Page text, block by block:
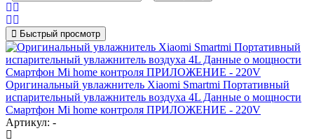
Быстрый просмотр
Оригинальный увлажнитель Xiaomi Smartmi Портативный
испарительный увлажнитель воздуха 4L Данные о мощности
Смартфон Mi home контроля ПРИЛОЖЕНИЕ - 220V
Артикул: -